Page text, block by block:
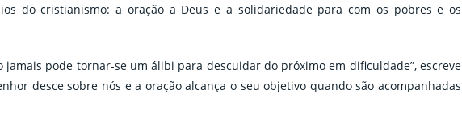
do cristianismo: a oração a Deus e a solidariedade para com os pobres e os
jamais pode tornar-se um álibi para descuidar do próximo em dificuldade”, escreve
desce sobre nós e a oração alcança o seu objetivo quando são acompanhadas